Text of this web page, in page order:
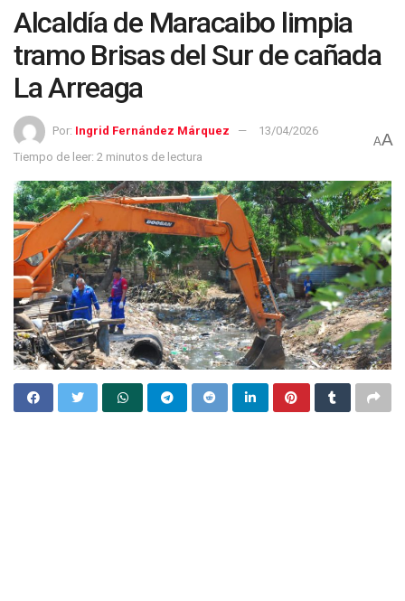
Alcaldía de Maracaibo limpia
tramo Brisas del Sur de cañada
La Arreaga
Por: Ingrid Fernández Márquez
13/04/2026
Tiempo de leer: 2 minutos de lectura
AA